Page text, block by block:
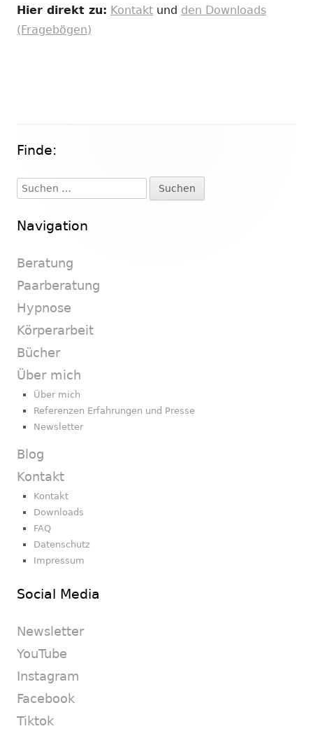
Hier direkt zu: Kontakt und den Downloads
(Fragebögen)
Haupt-
Seitenleiste
Finde:
Suchen
nach:
Navigation
Beratung
Paarberatung
Hypnose
Körperarbeit
Bücher
Über mich
Über mich
Referenzen Erfahrungen und Presse
Newsletter
Blog
Kontakt
Kontakt
Downloads
FAQ
Datenschutz
Impressum
Social Media
Newsletter
YouTube
Instagram
Facebook
Tiktok